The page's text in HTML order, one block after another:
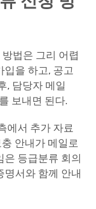
법은 그리 어렵
입을 하고, 공고
, 담당자 메일
보내면 된다.
에서 추가 자료
안내가 메일로
은 등급분류 회의
명서와 함께 안내